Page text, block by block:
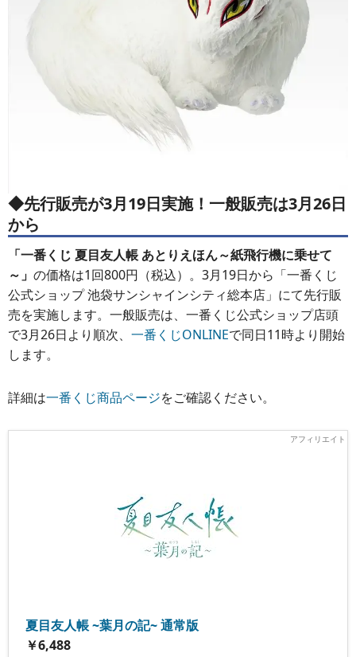
◆先行販売が3月19日実施！一般販売は3月26日
から
「一番くじ 夏目友人帳 あとりえほん～紙飛行機に乗せて
～」 の価格は1回800円（税込）。3月19日から「一番くじ
公式ショップ 池袋サンシャインシティ総本店」にて先行販
売を実施します。一般販売は、一番くじ公式ショップ店頭
で3月26日より順次、 一番くじONLINEで同日11時より開始
します。
詳細は一番くじ商品ページをご確認ください。
夏目友人帳 ~葉月の記~ 通常版
￥6,488